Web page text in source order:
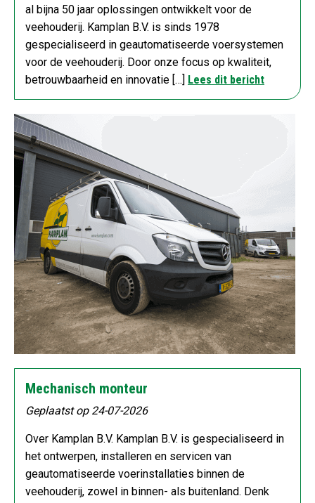
al bijna 50 jaar oplossingen ontwikkelt voor de
veehouderij. Kamplan B.V. is sinds 1978
gespecialiseerd in geautomatiseerde voersystemen
voor de veehouderij. Door onze focus op kwaliteit,
betrouwbaarheid en innovatie […] Lees dit bericht
Mechanisch monteur
Geplaatst op 24-07-2026
Over Kamplan B.V. Kamplan B.V. is gespecialiseerd in
het ontwerpen, installeren en servicen van
geautomatiseerde voerinstallaties binnen de
veehouderij, zowel in binnen- als buitenland. Denk